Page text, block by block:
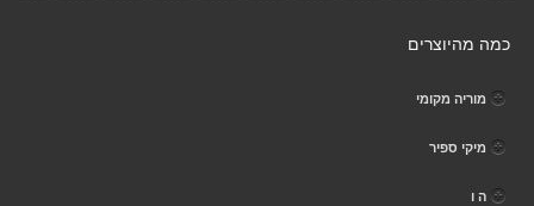
כמה מהיוצרים
מוריה מקומי
מיקי ספיר
ה ו